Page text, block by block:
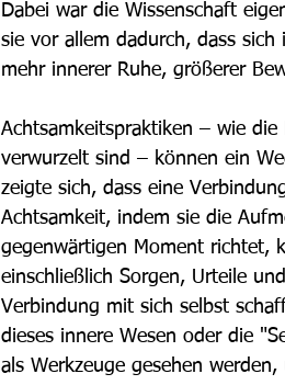
Dabei war die Wissenschaft
sie vor allem dadurch, dass
mehr innerer Ruhe, größerer
Achtsamkeitspraktiken – wie
verwurzelt sind – können ein
zeigte sich, dass eine
Achtsamkeit, indem sie die
gegenwärtigen Moment richtet,
einschließlich Sorgen, Urteile
Verbindung mit sich selbst
dieses innere Wesen oder die
als Werkzeuge gesehen